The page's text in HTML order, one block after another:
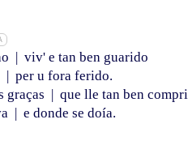
| viv' e tan ben guarido
| per u fora ferido.
graças | que lle tan ben
| e donde se doía.